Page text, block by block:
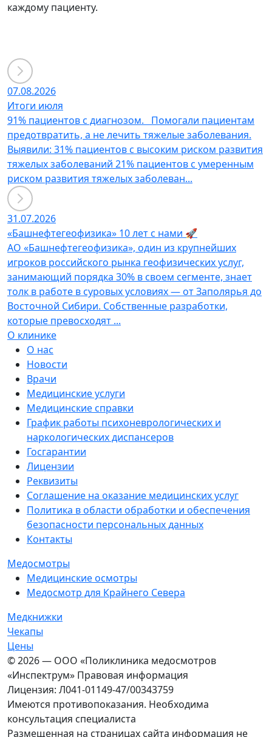
каждому пациенту.
07.08.2026
Итоги июля
91% пациентов с диагнозом. Помогали пациентам
предотвратить, а не лечить тяжелые заболевания.
Выявили: 31% пациентов с высоким риском развития
тяжелых заболеваний 21% пациентов с умеренным
риском развития тяжелых заболеван...
31.07.2026
«Башнефтегеофизика» 10 лет с нами 🚀
АО «Башнефтегеофизика», один из крупнейших
игроков российского рынка геофизических услуг,
занимающий порядка 30% в своем сегменте, знает
толк в работе в суровых условиях — от Заполярья до
Восточной Сибири. Собственные разработки,
которые превосходят ...
О клинике
О нас
Новости
Врачи
Медицинские услуги
Медицинские справки
График работы психоневрологических и
наркологических диспансеров
Госгарантии
Лицензии
Реквизиты
Соглашение на оказание медицинских услуг
Политика в области обработки и обеспечения
безопасности персональных данных
Контакты
Медосмотры
Медицинские осмотры
Медосмотр для Крайнего Севера
Медкнижки
Чекапы
Цены
© 2026 — ООО «Поликлиника медосмотров
«Инспектрум» Правовая информация
Лицензия: Л041-01149-47/00343759
Имеются противопоказания. Необходима
консультация специалиста
Размещенная на страницах сайта информация не